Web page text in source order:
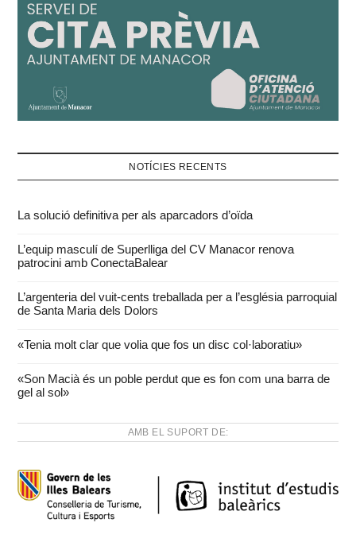
NOTÍCIES RECENTS
La solució definitiva per als aparcadors d’oïda
L’equip masculí de Superlliga del CV Manacor renova
patrocini amb ConectaBalear
L’argenteria del vuit-cents treballada per a l’església parroquial
de Santa Maria dels Dolors
«Tenia molt clar que volia que fos un disc col·laboratiu»
«Son Macià és un poble perdut que es fon com una barra de
gel al sol»
AMB EL SUPORT DE: